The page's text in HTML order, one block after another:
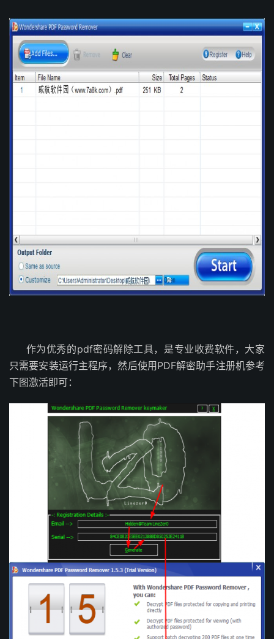
作为优秀的pdf密码解除工具，是专业收费软件，大家
只需要安装运行主程序，然后使用PDF解密助手注册机参考
下图激活即可：